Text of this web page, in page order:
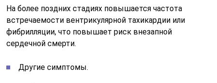
На более поздних стадиях повышается частота
встречаемости вентрикулярной тахикардии или
фибрилляции, что повышает риск внезапной
сердечной смерти.
Другие симптомы.